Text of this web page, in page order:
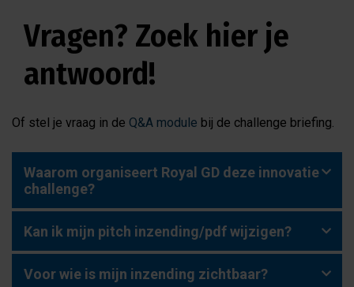
Vragen? Zoek hier je
antwoord!
Of stel je vraag in de Q&A module bij de challenge briefing.
Waarom organiseert Royal GD deze innovatie
challenge?
Kan ik mijn pitch inzending/pdf wijzigen?
Voor wie is mijn inzending zichtbaar?